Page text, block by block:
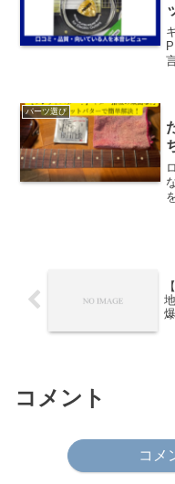
パーツ選び
コメント
コメ